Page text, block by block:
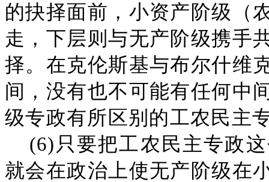
的抉择面前，小资产阶级（
走，下层则与无产阶级携手
择。在克伦斯基与布尔什维
间，没有也不可能有任何中
级专政有所区别的工农民主
(6)只要把工农民主专政
就会在政治上使无产阶级在